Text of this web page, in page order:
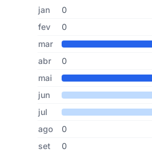
Cupons de Contabilix
Mês Cupons publicados
jan
0
fev
0
mar
abr
0
mai
jun
jul
ago
0
set
0